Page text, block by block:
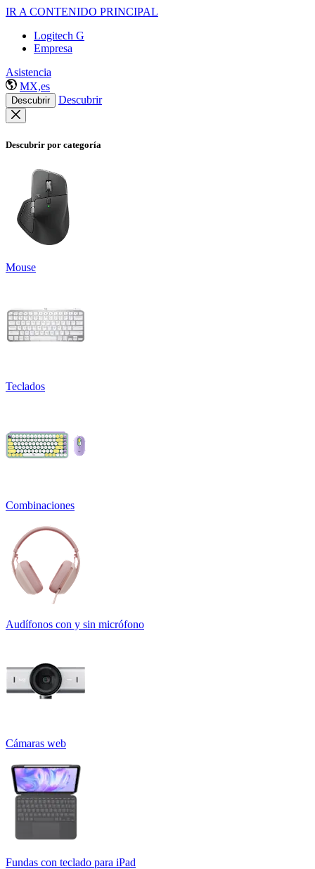
IR A CONTENIDO PRINCIPAL
Logitech G
Empresa
Asistencia
MX,es
Descubrir Descubrir
Descubrir por categoría
Mouse
Teclados
Combinaciones
Audífonos con y sin micrófono
Cámaras web
Fundas con teclado para iPad